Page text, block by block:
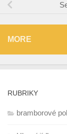
MORE
RUBRIKY
bramborové